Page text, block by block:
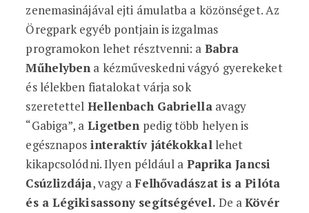
zenemasinájával ejti ámulatba a közönséget. Az
Öregpark egyéb pontjain is izgalmas
programokon lehet résztvenni: a Babra
Műhelyben a kézműveskedni vágyó gyerekeket
és lélekben fiatalokat várja sok
szeretettel Hellenbach Gabriellaavagy
“Gabiga”, a Ligetben pedig több helyen is
egésznapos interaktív játékokkallehet
kikapcsolódni. Ilyen például a Paprika Jancsi
Csúzlizdája, vagy aFelhővadászat is a Pilóta
és a Légikisassony segítségével. De aKövér